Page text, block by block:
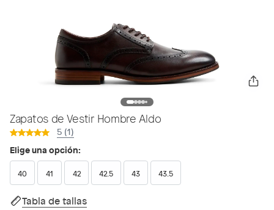
Zapatos de Vestir Hombre Aldo
5 (1)
Elige una opción:
40 41 42 42.5 43 43.5
Tabla de tallas